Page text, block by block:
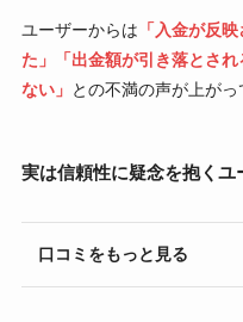
ユーザーからは 「入金が反
た」「出金額が引き落とさ
ない」 との不満の声が上がっ
実は信頼性に疑念を抱くユ
口コミをもっと見る